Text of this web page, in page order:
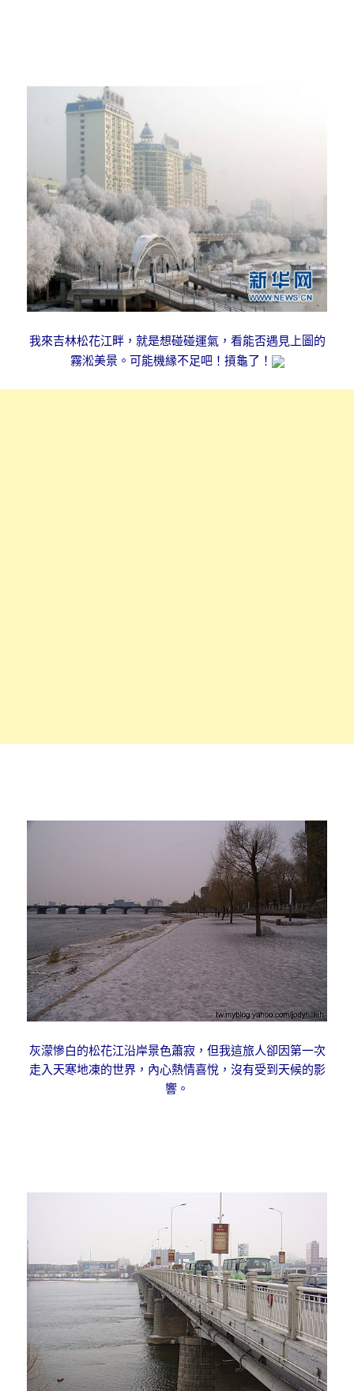
我來吉林松花江畔，就是想碰碰運氣，看能否遇見上圖的
霧淞美景。可能機縁不足吧！摃龜了！
灰濛慘白的松花江沿岸景色蕭寂，但我這旅人卻因第一次
走入天寒地凍的世界，內心熱情喜悅，沒有受到天候的影
響。